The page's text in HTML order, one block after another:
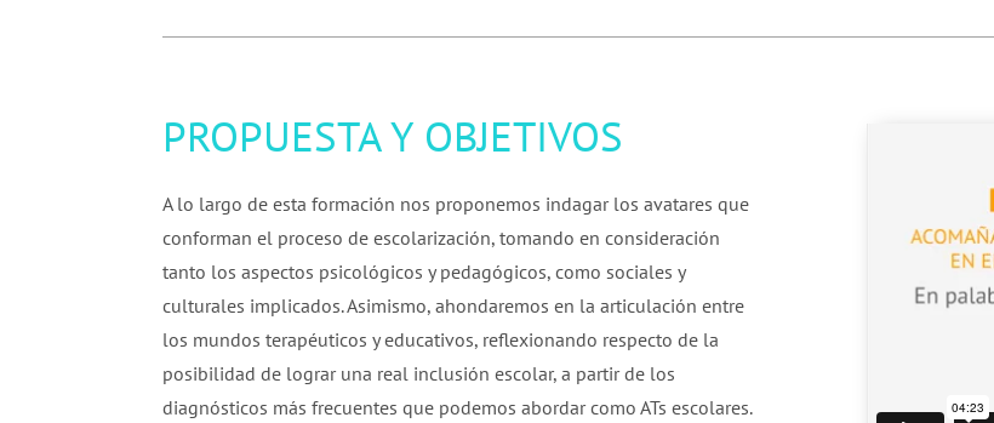
PROPUESTA Y OBJETIVOS
A lo largo de esta formación nos proponemos indagar los avatares que
conforman el proceso de escolarización, tomando en consideración
tanto los aspectos psicológicos y pedagógicos, como sociales y
culturales implicados. Asimismo, ahondaremos en la articulación entre
los mundos terapéuticos y educativos, reflexionando respecto de la
posibilidad de lograr una real inclusión escolar, a partir de los
diagnósticos más frecuentes que podemos abordar como ATs escolares.